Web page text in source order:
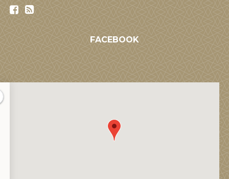
FACEBOOK